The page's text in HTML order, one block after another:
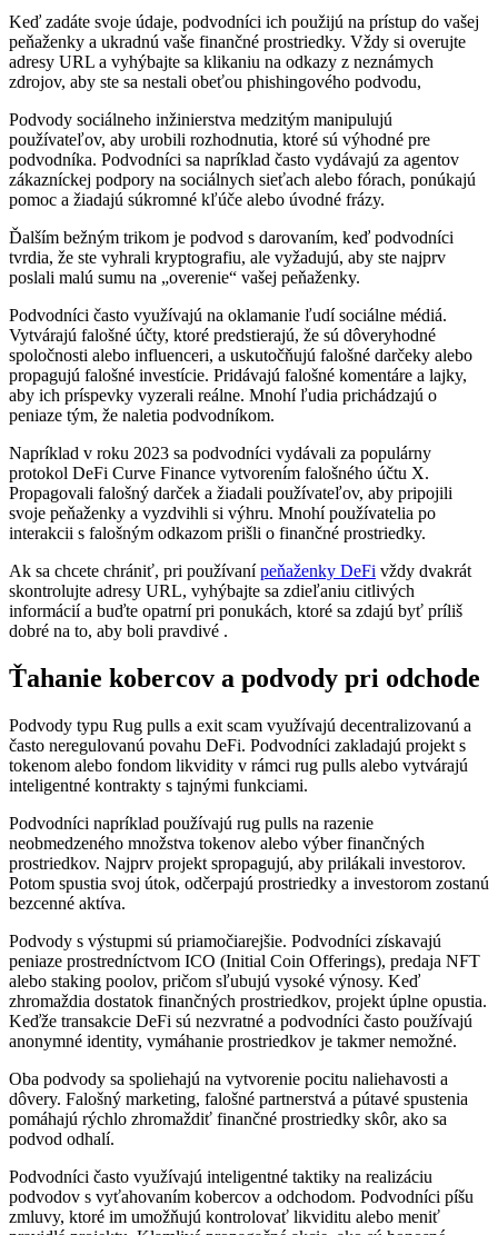
Keď zadáte svoje údaje, podvodníci ich použijú na prístup do vašej
peňaženky a ukradnú vaše finančné prostriedky. Vždy si overujte
adresy URL a vyhýbajte sa klikaniu na odkazy z neznámych
zdrojov, aby ste sa nestali obeťou phishingového podvodu,
Podvody sociálneho inžinierstva medzitým manipulujú
používateľov, aby urobili rozhodnutia, ktoré sú výhodné pre
podvodníka. Podvodníci sa napríklad často vydávajú za agentov
zákazníckej podpory na sociálnych sieťach alebo fórach, ponúkajú
pomoc a žiadajú súkromné kľúče alebo úvodné frázy.
Ďalším bežným trikom je podvod s darovaním, keď podvodníci
tvrdia, že ste vyhrali kryptografiu, ale vyžadujú, aby ste najprv
poslali malú sumu na „overenie“ vašej peňaženky.
Podvodníci často využívajú na oklamanie ľudí sociálne médiá.
Vytvárajú falošné účty, ktoré predstierajú, že sú dôveryhodné
spoločnosti alebo influenceri, a uskutočňujú falošné darčeky alebo
propagujú falošné investície. Pridávajú falošné komentáre a lajky,
aby ich príspevky vyzerali reálne. Mnohí ľudia prichádzajú o
peniaze tým, že naletia podvodníkom.
Napríklad v roku 2023 sa podvodníci vydávali za populárny
protokol DeFi Curve Finance vytvorením falošného účtu X.
Propagovali falošný darček a žiadali používateľov, aby pripojili
svoje peňaženky a vyzdvihli si výhru. Mnohí používatelia po
interakcii s falošným odkazom prišli o finančné prostriedky.
Ak sa chcete chrániť, pri používanípeňaženky DeFi vždy dvakrát
skontrolujte adresy URL, vyhýbajte sa zdieľaniu citlivých
informácií a buďte opatrní pri ponukách, ktoré sa zdajú byť príliš
dobré na to, aby boli pravdivé .
Ťahanie kobercov a podvody pri odchode
Podvody typu Rug pulls a exit scam využívajú decentralizovanú a
často neregulovanú povahu DeFi. Podvodníci zakladajú projekt s
tokenom alebo fondom likvidity v rámci rug pulls alebo vytvárajú
inteligentné kontrakty s tajnými funkciami.
Podvodníci napríklad používajú rug pulls na razenie
neobmedzeného množstva tokenov alebo výber finančných
prostriedkov. Najprv projekt spropagujú, aby prilákali investorov.
Potom spustia svoj útok, odčerpajú prostriedky a investorom zostanú
bezcenné aktíva.
Podvody s výstupmi sú priamočiarejšie. Podvodníci získavajú
peniaze prostredníctvom ICO (Initial Coin Offerings), predaja NFT
alebo staking poolov, pričom sľubujú vysoké výnosy. Keď
zhromaždia dostatok finančných prostriedkov, projekt úplne opustia.
Keďže transakcie DeFi sú nezvratné a podvodníci často používajú
anonymné identity, vymáhanie prostriedkov je takmer nemožné.
Oba podvody sa spoliehajú na vytvorenie pocitu naliehavosti a
dôvery. Falošný marketing, falošné partnerstvá a pútavé spustenia
pomáhajú rýchlo zhromaždiť finančné prostriedky skôr, ako sa
podvod odhalí.
Podvodníci často využívajú inteligentné taktiky na realizáciu
podvodov s vyťahovaním kobercov a odchodom. Podvodníci píšu
zmluvy, ktoré im umožňujú kontrolovať likviditu alebo meniť